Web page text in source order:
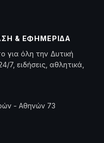
& ΕΦΗΜΕΡΊΔΑ
για όλη την Δυτική
ειδήσεις, αθλητικά,
- Αθηνών 73